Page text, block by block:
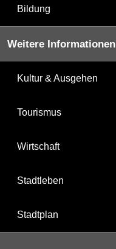
Bildung
Weitere Informationen
Kultur & Ausgehen
Tourismus
Wirtschaft
Stadtleben
Stadtplan